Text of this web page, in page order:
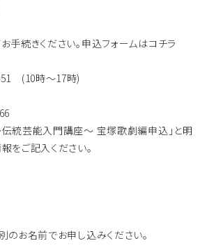
手続きください。申込フォームはコチラ
(10時～17時)
伝統芸能入門講座〜 宝塚歌劇編申込」と明
をご記入ください。
のお名前でお申し込みください。